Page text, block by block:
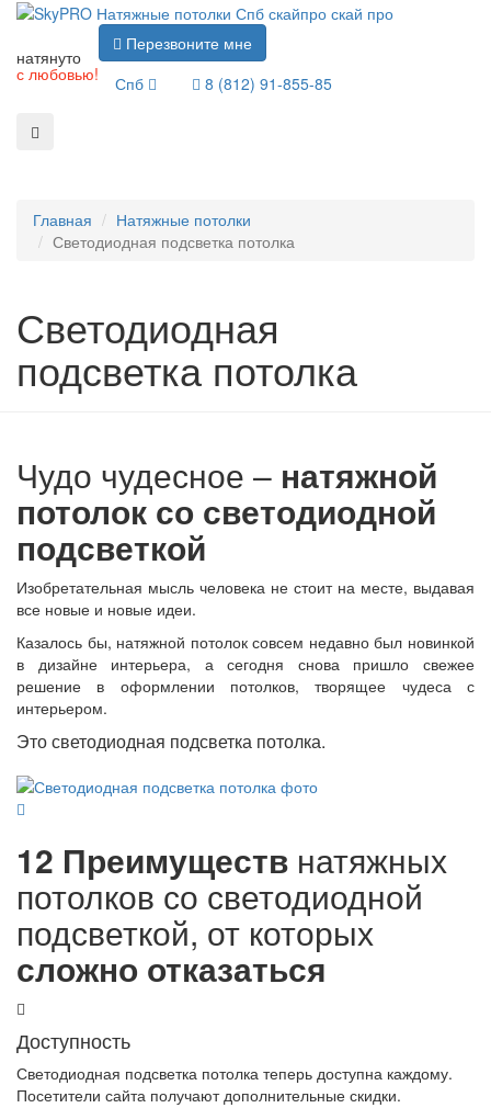
натянуто
с любовью!
Перезвоните мне
Спб
8 (812) 91-855-85
Главная
Натяжные потолки
Светодиодная подсветка потолка
Светодиодная
подсветка потолка
Чудо чудесное – натяжной
потолок со светодиодной
подсветкой
Изобретательная мысль человека не стоит на месте, выдавая
все новые и новые идеи.
Казалось бы, натяжной потолок совсем недавно был новинкой
в дизайне интерьера, а сегодня снова пришло свежее
решение в оформлении потолков, творящее чудеса с
интерьером.
Это светодиодная подсветка потолка.
12 Преимуществ натяжных
потолков со светодиодной
подсветкой, от которых
сложно отказаться
Доступность
Светодиодная подсветка потолка теперь доступна каждому.
Посетители сайта получают дополнительные скидки.